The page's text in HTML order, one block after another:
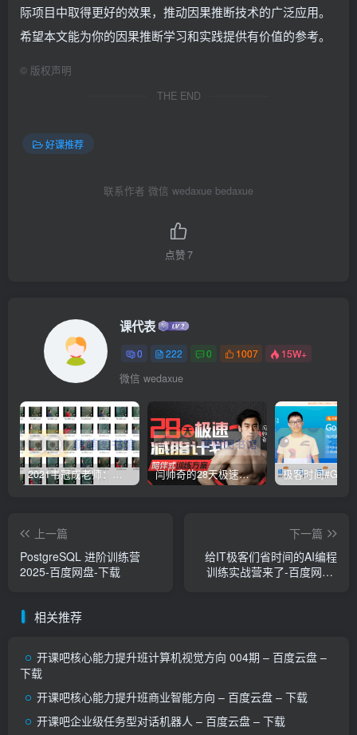
际项目中取得更好的效果，推动因果推断技术的广泛应用。
希望本文能为你的因果推断学习和实践提供有价值的参考。
© 版权声明
THE END
好课推荐
联系作者 微信 wedaxue bedaxue
点赞7
课代表
0 222 0 1007 15W+
微信 wedaxue
2021韦冠成老师：韦氏天星风水《秘传二十四山吉凶占断要法》 – 百度云盘 – 下载 闫帅奇的28天极速减脂计划 – 网盘分享 – 下载
上一篇
PostgreSQL 进阶训练营
2025-百度网盘-下载
下一篇
给IT极客们省时间的AI编程
训练实战营来了-百度网盘-
相关推荐
开课吧核心能力提升班计算机视觉方向 004期 – 百度云盘 –
下载
开课吧核心能力提升班商业智能方向 – 百度云盘 – 下载
开课吧企业级任务型对话机器人 – 百度云盘 – 下载